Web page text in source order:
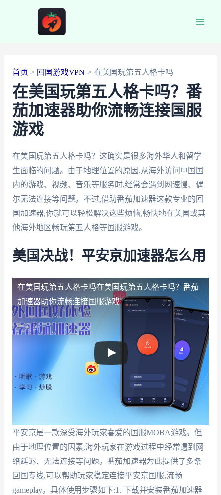
首页 回国游戏VPN 在美国玩第五人格卡吗
在美国玩第五人格卡吗？番
茄加速器助你流畅连接国服
游戏
在美国玩第五人格卡吗？这确实是很多海外华人和留学
生面临的问题。由于地理位置的原因,从海外访问中国国
内的游戏、视频、音乐等服务时,经常会遇到网速慢、偶
尔无法连接等问题。不过,借助番茄加速器这款专业的回
国加速器,你就可以轻松解决这些烦恼,畅快地在美国或其
他海外地区畅玩第五人格等国服游戏。
美国决战！平安京加速器怎么用
在美国玩第五人格卡吗在美国玩第五人格卡吗？番茄
加速器助你流畅连接国服游戏
平安京是一款深受海外玩家喜爱的国服MOBA游戏。但
由于地理位置的因素,海外玩家在游戏过程中经常遇到网
络延迟、无法连接等问题。番茄加速器为此提供了多条
回国专线,可以帮助玩家稳定连接平安京国服,流畅
gameplay。具体使用步骤如下:1. 下载并安装番茄加速器